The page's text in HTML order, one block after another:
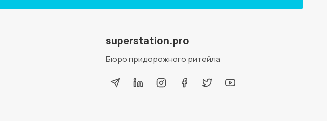
superstation.pro
Бюро придорожного ритейла